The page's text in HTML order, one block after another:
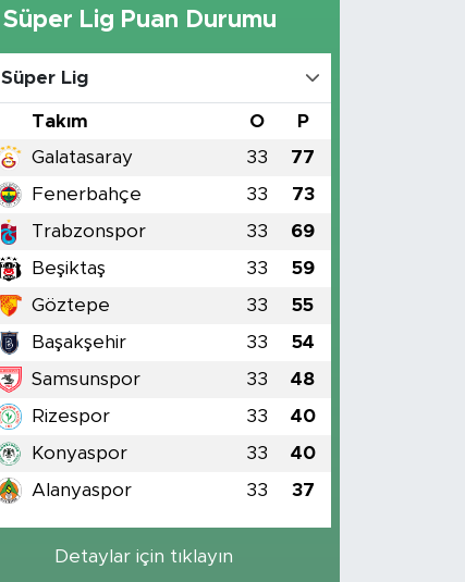
Süper Lig Puan Durumu
Süper Lig
Takım O P
Galatasaray 33 77
Fenerbahçe 33 73
Trabzonspor 33 69
Beşiktaş 33 59
Göztepe 33 55
Başakşehir 33 54
Samsunspor 33 48
Rizespor 33 40
Konyaspor 33 40
Alanyaspor 33 37
Detaylar için tıklayın